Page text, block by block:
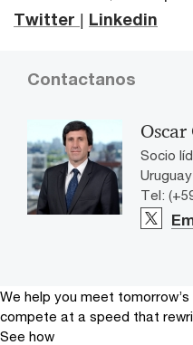
Twitter | Linkedin
Contactanos
Socio
Uruguay
Tel:
We help you meet
compete at a speed that
See how